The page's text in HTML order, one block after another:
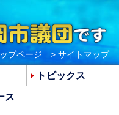
トピックス
ス
プページ > サイトマップ